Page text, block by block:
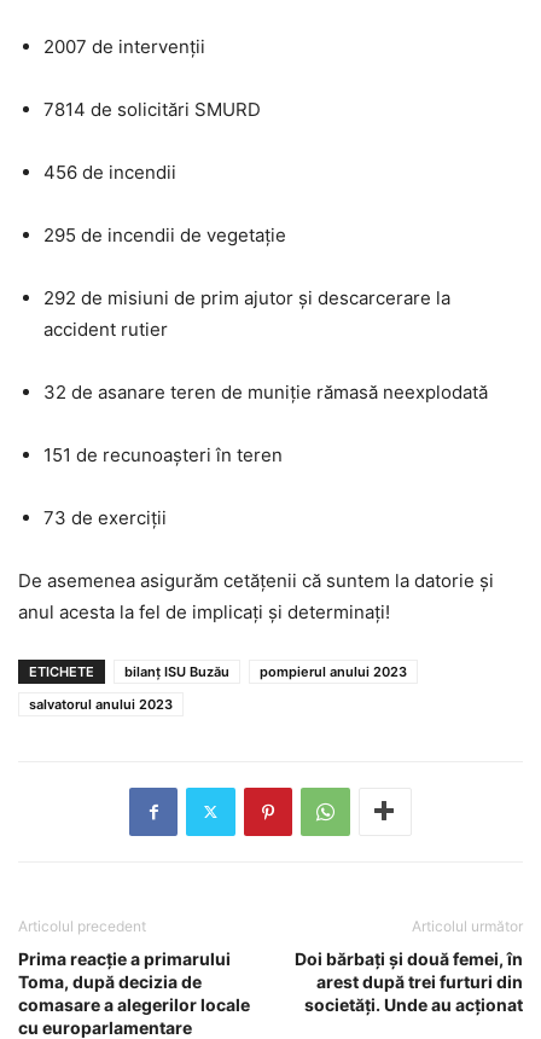
2007 de intervenții
7814 de solicitări SMURD
456 de incendii
295 de incendii de vegetație
292 de misiuni de prim ajutor și descarcerare la
accident rutier
32 de asanare teren de muniție rămasă neexplodată
151 de recunoașteri în teren
73 de exerciții
De asemenea asigurăm cetățenii că suntem la datorie și
anul acesta la fel de implicați și determinați!
ETICHETE bilanț ISU Buzău
pompierul anului 2023
salvatorul anului 2023
Articolul precedent
Prima reacție a primarului
Toma, după decizia de
comasare a alegerilor locale
cu europarlamentare
Articolul următor
Doi bărbați și două femei, în
arest după trei furturi din
societăți. Unde au acționat